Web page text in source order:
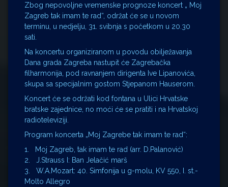
Zbog nepovoljne vremenske prognoze koncert „ Moj
Zagreb tak imam te rad“, održat će se u novom
terminu, u nedjelju, 31. svibnja s početkom u 20.30
sati.
Na koncertu organiziranom u povodu obilježavanja
Dana grada Zagreba nastupit će Zagrebačka
filharmonija, pod ravnanjem dirigenta Ive Lipanovića,
skupa sa specijalnim gostom Stjepanom Hauserom.
Koncert će se održati kod fontana u Ulici Hrvatske
bratske zajednice, no moći će se pratiti i na Hrvatskoj
radioteleviziji.
Program koncerta „Moj Zagrebe tak imam te rad“:
1. Moj Zagreb, tak imam te rad (arr. D.Palanović)
2. J.Strauss I: Ban Jelačić marš
3. W.A.Mozart: 40. Simfonija u g-molu, KV 550, I. st.-
Molto Allegro